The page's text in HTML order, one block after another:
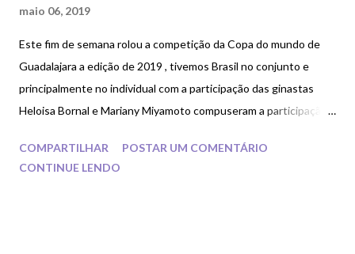
maio 06, 2019
Este fim de semana rolou a competição da Copa do mundo de
Guadalajara a edição de 2019 , tivemos Brasil no conjunto e
principalmente no individual com a participação das ginastas
Heloisa Bornal e Mariany Miyamoto compuseram a participação
COMPARTILHAR
POSTAR UM COMENTÁRIO
CONTINUE LENDO